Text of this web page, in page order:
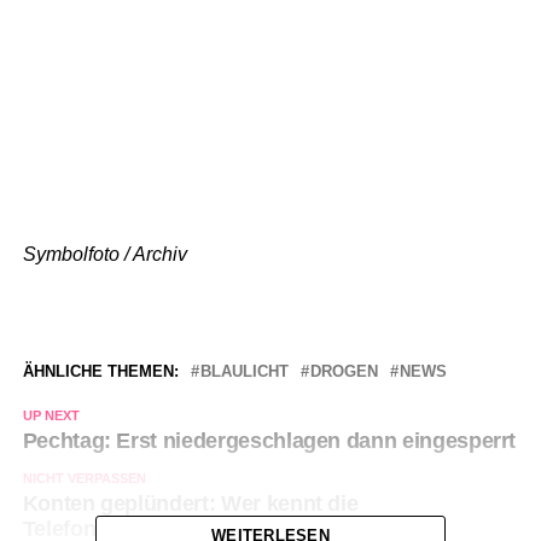
Symbolfoto / Archiv
ÄHNLICHE THEMEN: BLAULICHT DROGEN NEWS
UP NEXT
Pechtag: Erst niedergeschlagen dann eingesperrt
NICHT VERPASSEN
WEITERLESEN